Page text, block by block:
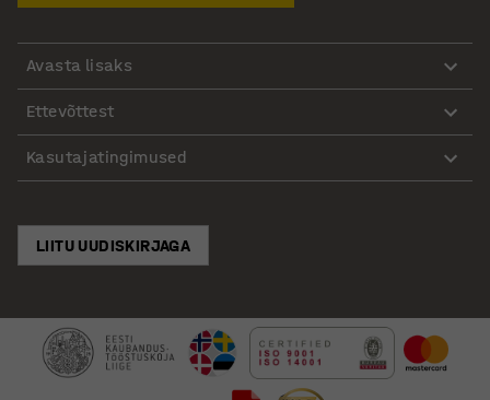
Avasta lisaks
Ettevõttest
Kasutajatingimused
LIITU UUDISKIRJAGA